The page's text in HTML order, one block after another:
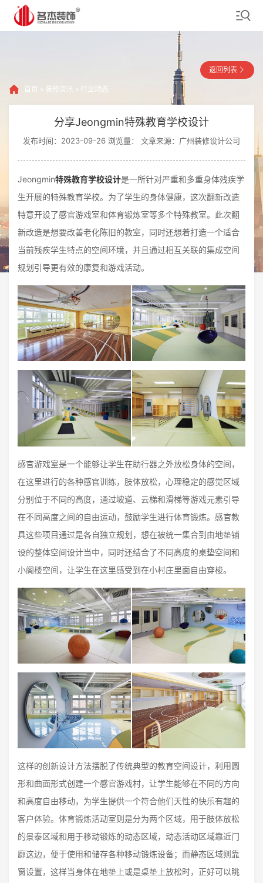
首页 » 装修资讯 » 行业动态
返回列表
分享Jeongmin特殊教育学校设计
发布时间：2023-09-26 浏览量： 文章来源：广州装修设计公司
Jeongmin特殊教育学校设计是一所针对严重和多重身体残疾学
生开展的特殊教育学校。为了学生的身体健康，这次翻新改造
特意开设了感官游戏室和体育锻炼室等多个特殊教室。此次翻
新改造是想要改善老化陈旧的教室，同时还想着打造一个适合
当前残疾学生特点的空间环境，并且通过相互关联的集成空间
规划引导更有效的康复和游戏活动。
感官游戏室是一个能够让学生在助行器之外放松身体的空间，
在这里进行的各种感官训练，肢体放松，心理稳定的感觉区域
分别位于不同的高度，通过坡道、云梯和滑梯等游戏元素引导
在不同高度之间的自由运动，鼓励学生进行体育锻炼。感官教
具这些项目通过是各自独立规划，想在被统一集合到由地垫铺
设的整体空间设计当中，同时还结合了不同高度的桌垫空间和
小阁楼空间，让学生在这里感受到在小村庄里面自由穿梭。
这样的创新设计方法摆脱了传统典型的教育空间设计，利用圆
形和曲面形式创建一个感官游戏村，让学生能够在不同的方向
和高度自由移动，为学生提供一个符合他们天性的快乐有趣的
客户体验。体育锻炼活动室则是分为两个区域，用于肢体放松
的景泰区域和用于移动锻炼的动态区域，动态活动区域靠近门
廊这边，便于使用和储存各种移动锻炼设备；而静态区域则靠
窗设置，这样当身体在地垫上或是桌垫上放松时，正好可以眺